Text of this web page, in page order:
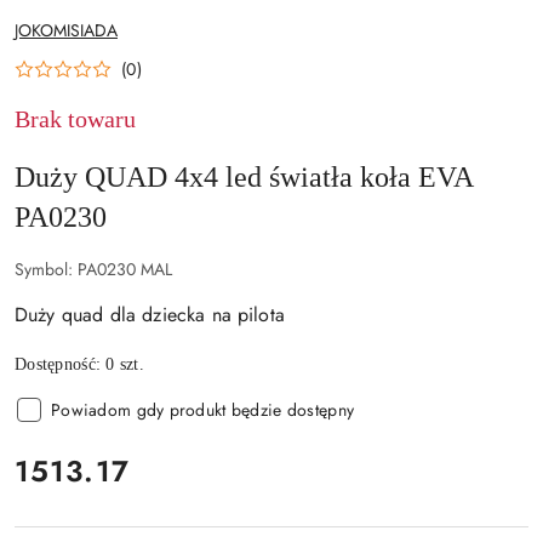
NAZWA
PRODUCENTA:
JOKOMISIADA
(0)
Brak towaru
Duży QUAD 4x4 led światła koła EVA
PA0230
Symbol: PA0230 MAL
Duży quad dla dziecka na pilota
Dostępność:0 szt.
Powiadom gdy produkt będzie dostępny
cena:
1513.17